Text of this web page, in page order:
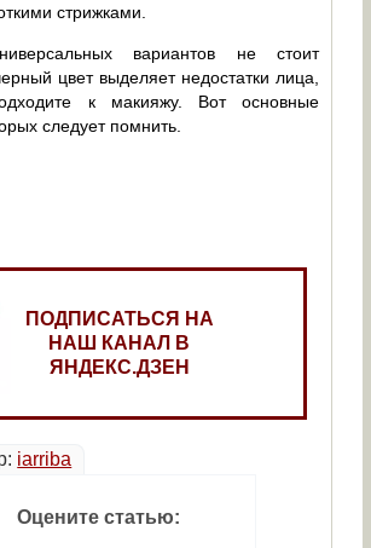
стрижками.
вариантов не стоит
цвет выделяет недостатки лица,
к макияжу. Вот основные
следует помнить.
ПОДПИСАТЬСЯ НА
НАШ КАНАЛ В
ЯНДЕКС.ДЗЕН
iarriba
Оцените статью: